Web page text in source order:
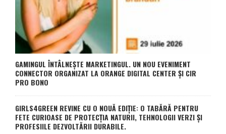
GAMINGUL ÎNTÂLNEȘTE MARKETINGUL. UN NOU EVENIMENT
CONNECTOR ORGANIZAT LA ORANGE DIGITAL CENTER ȘI CIR
PRO BONO
GIRLS4GREEN REVINE CU O NOUĂ EDIȚIE: O TABĂRĂ PENTRU
FETE CURIOASE DE PROTECȚIA NATURII, TEHNOLOGII VERZI ȘI
PROFESIILE DEZVOLTĂRII DURABILE.